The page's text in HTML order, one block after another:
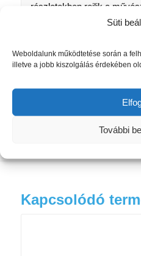
Süti
Weboldalunk működtetése során a
illetve a jobb kiszolgálás érdekében
További
részletekben rejlik a
gyors és egyszerű
modern kivitelezése,
jellemez. További
https://www.gardinia.de/de/
Kapcsolódó